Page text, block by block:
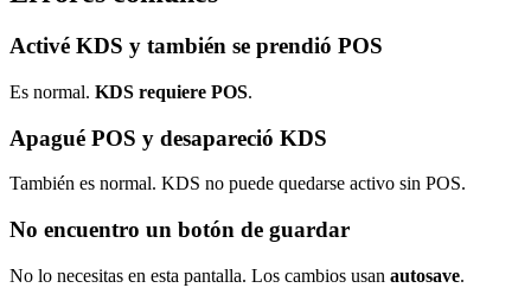
Activé KDS y también se prendió POS
Es normal. KDS requiere POS.
Apagué POS y desapareció KDS
También es normal. KDS no puede quedarse activo sin POS.
No encuentro un botón de guardar
No lo necesitas en esta pantalla. Los cambios usan autosave.